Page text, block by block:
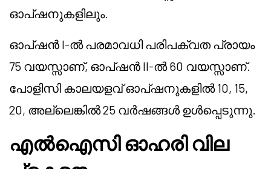
ഓപ്ഷനുകളിലും.
ഓപ്ഷൻ I-ൽ പരമാവധി പരിപക്വത പ്രായം
75 വയസ്സാണ്, ഓപ്ഷൻ II-ൽ 60 വയസ്സാണ്.
പോളിസി കാലയളവ് ഓപ്ഷനുകളിൽ 10, 15,
20, അല്ലെങ്കിൽ 25 വർഷങ്ങൾ ഉൾപ്പെടുന്നു.
എൽഐസി ഓഹരി വില